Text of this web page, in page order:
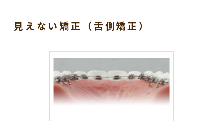
見えない矯正（舌側矯正）